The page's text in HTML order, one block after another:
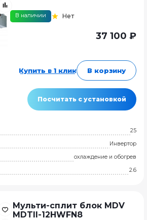
В наличии Нет
37 100 ₽
Купить в 1 клик В корзину
Посчитать с установкой
25
Инвертор
охлаждение и обогрев
2.6
Мульти-сплит блок MDV
MDTII-12HWFN8